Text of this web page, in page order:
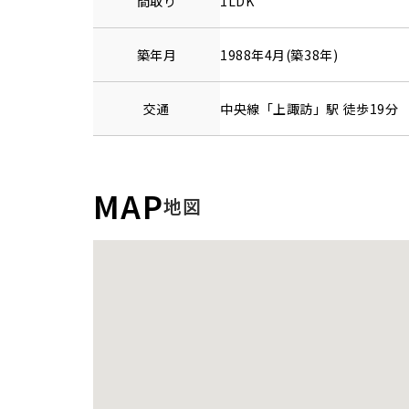
築年月 1988年4月(築38年)
交通 中央線 「上諏訪 」駅 徒歩19分
MAP地図